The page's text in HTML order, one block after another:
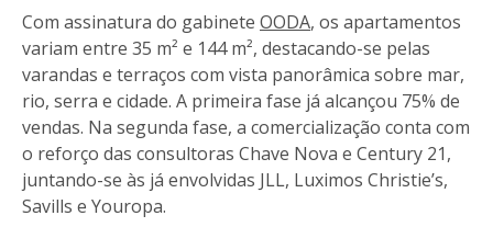
Com assinatura do gabinete OODA, os apartamentos
variam entre 35 m² e 144 m², destacando-se pelas
varandas e terraços com vista panorâmica sobre mar,
rio, serra e cidade. A primeira fase já alcançou 75% de
vendas. Na segunda fase, a comercialização conta com
o reforço das consultoras Chave Nova e Century 21,
juntando-se às já envolvidas JLL, Luximos Christie’s,
Savills e Youropa.